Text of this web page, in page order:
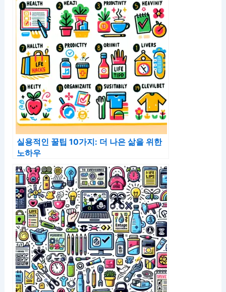
실용적인 꿀팁 10가지: 더 나은 삶을 위한
노하우